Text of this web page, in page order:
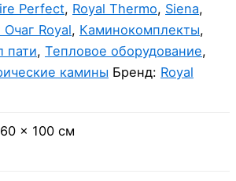
Perfect, Royal Thermo, Siena,
Royal, Каминокомплекты,
пати, Тепловое оборудование,
камины Бренд: Royal
× 100 см